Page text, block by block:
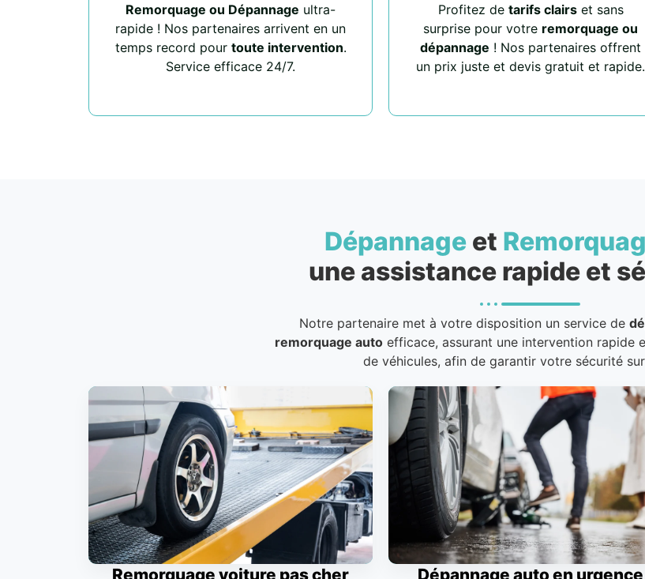
Remorquage ou Dépannage ultra-
rapide ! Nos partenaires arrivent en un
temps record pour toute intervention.
Service efficace 24/7.
Profitez de tarifs clairset sans
surprise pour votre remorquage ou
dépannage ! Nos partenaires offrent
un prix juste et devis gratuit et rapide.
Dépannageet
une assistance rapide et
Notre partenaire met à votre disposition un service de
remorquage auto efficace, assurant une intervention rapide
de véhicules, afin de garantir votre sécurité
Remorquage voiture pas cher Dépannage auto en urgence